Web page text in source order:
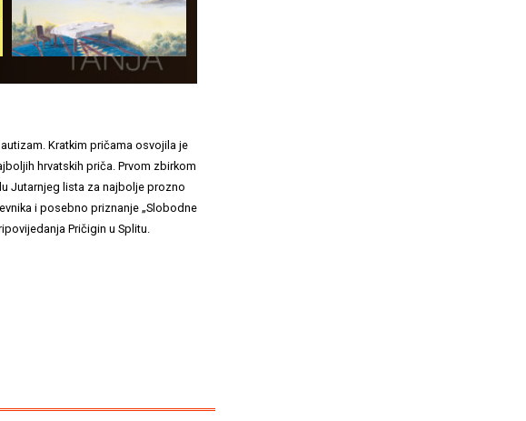
Kratkim pričama osvojila je
hrvatskih priča. Prvom zbirkom
Jutarnjeg lista za najbolje prozno
i posebno priznanje „Slobodne
Pričigin u Splitu.